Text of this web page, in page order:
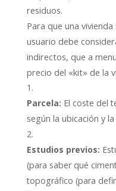
residuos.
Para que una
usuario debe
indirectos, que a
precio del «kit» de la
Parcela: El coste del
según la ubicación y
Estudios previos:
(para saber qué
topográfico (para